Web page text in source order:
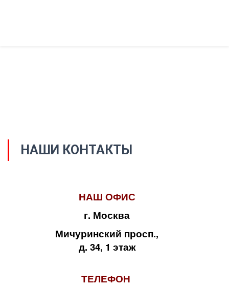
НАШИ КОНТАКТЫ
НАШ ОФИС
г. Москва
Мичуринский просп.,
д. 34, 1 этаж
ТЕЛЕФОН